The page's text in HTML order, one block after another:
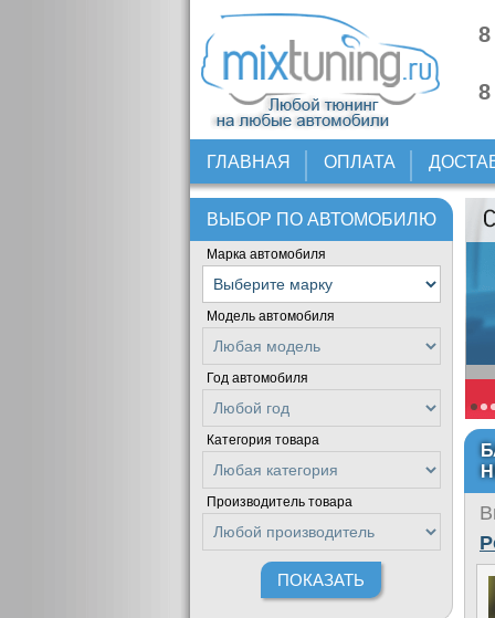
ГЛАВНАЯ ОПЛАТА
ВЫБОР ПО АВТОМОБИЛЮ
Марка автомобиля
Модель автомобиля
Год автомобиля
Категория товара
Производитель товара